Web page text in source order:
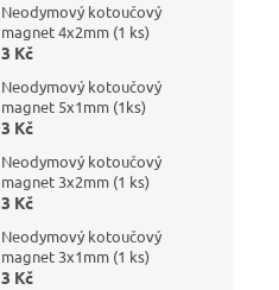
Neodymový kotoučový
magnet 4x2mm (1 ks)
3 Kč
Neodymový kotoučový
magnet 5x1mm (1ks)
3 Kč
Neodymový kotoučový
magnet 3x2mm (1 ks)
3 Kč
Neodymový kotoučový
magnet 3x1mm (1 ks)
3 Kč